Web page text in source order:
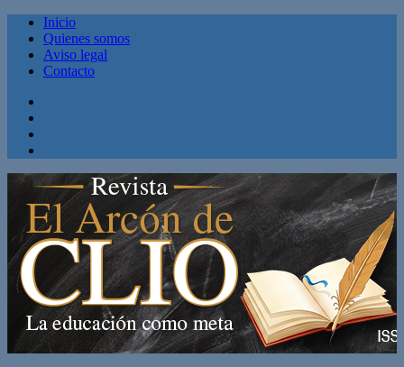
Inicio
Quienes somos
Aviso legal
Contacto